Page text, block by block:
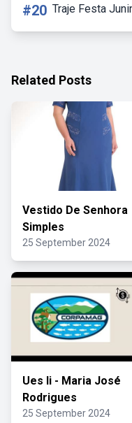
#20 Traje Festa
Related Posts
Vestido De Senhora
Simples
25 September 2024
Ues Ii - Maria José
Rodrigues
25 September 2024